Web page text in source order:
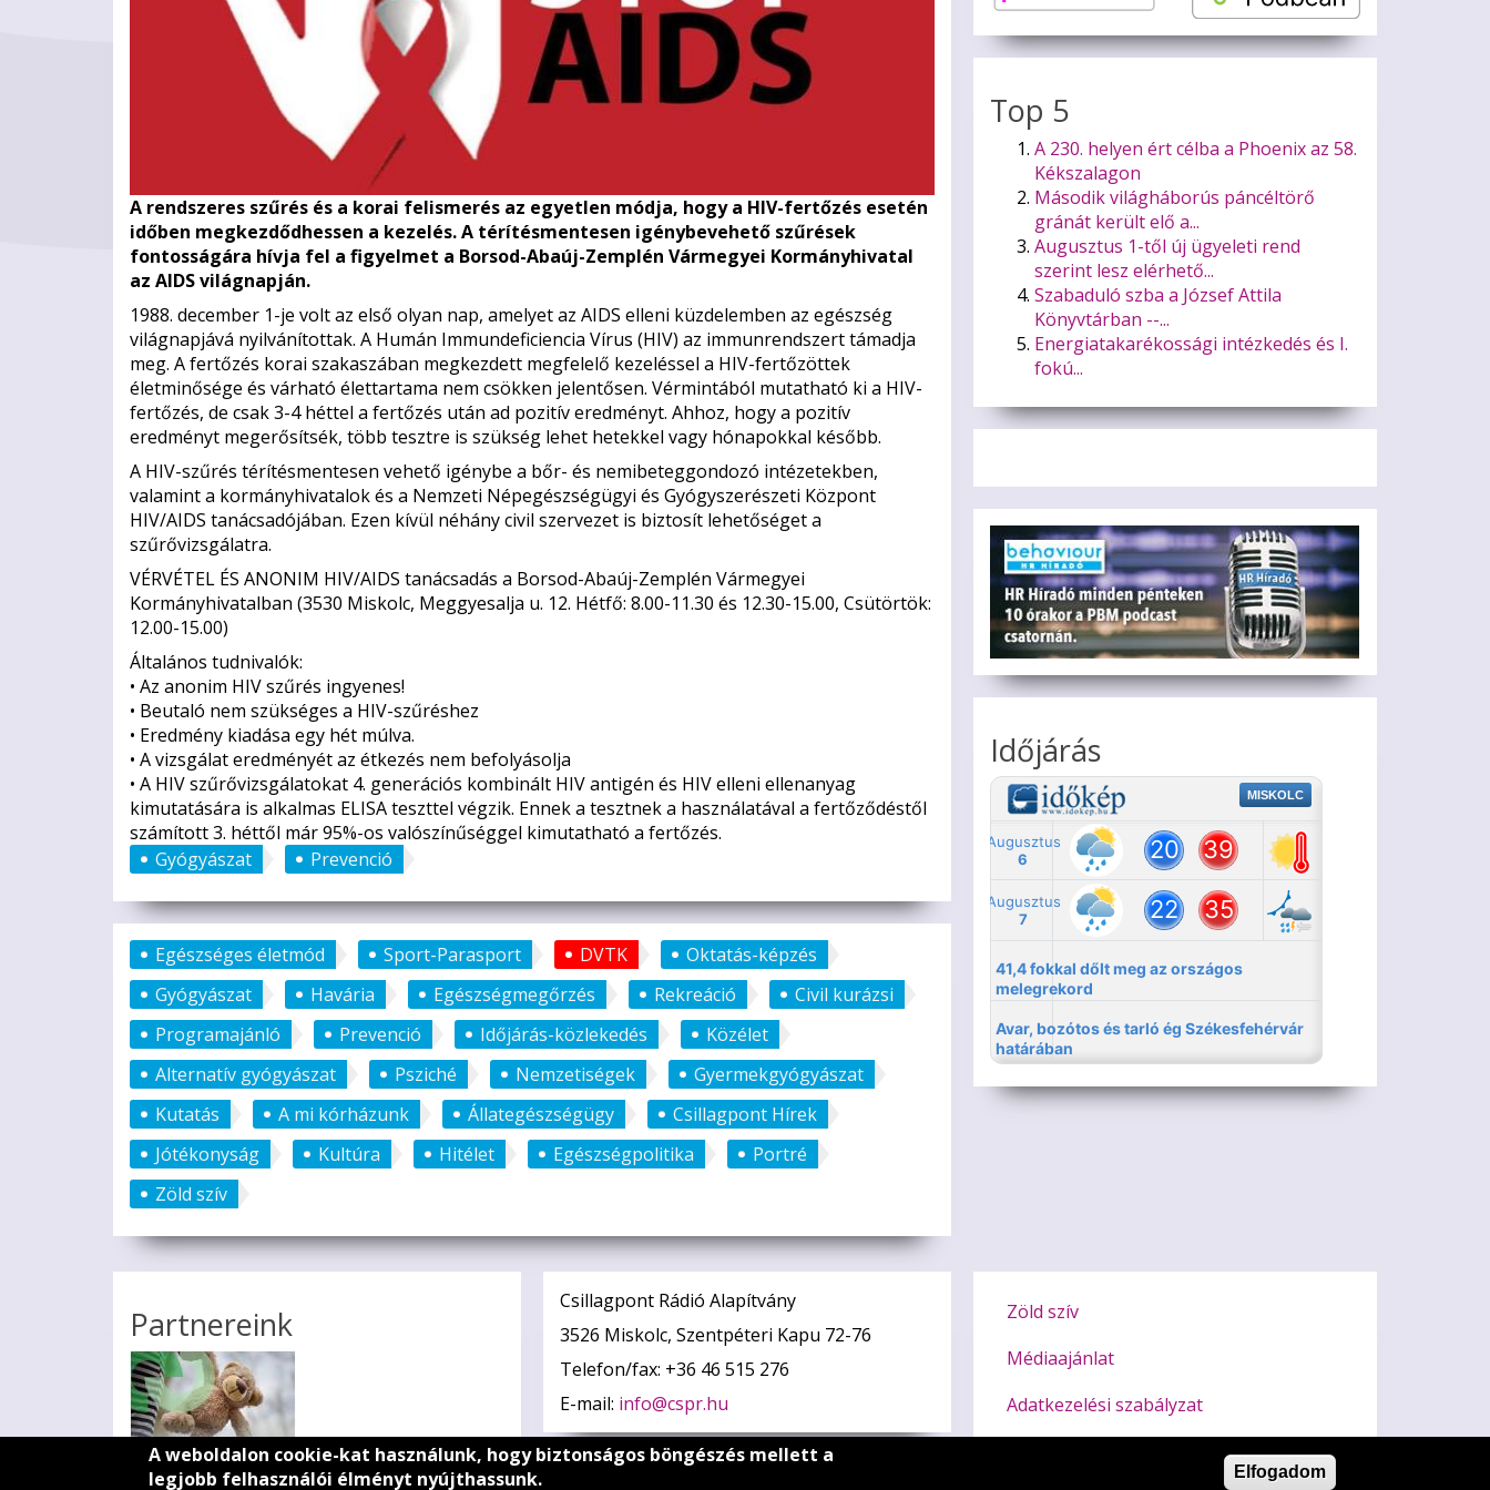
A rendszeres szűrés és a korai felismerés az egyetlen módja, hogy a HIV-fertőzés esetén
időben megkezdődhessen a kezelés. A térítésmentesen igénybevehető szűrések
fontosságára hívja fel a figyelmet a Borsod-Abaúj-Zemplén Vármegyei Kormányhivatal
az AIDS világnapján.
1988. december 1-je volt az első olyan nap, amelyet az AIDS elleni küzdelemben az egészség
világnapjává nyilvánítottak. A Humán Immundeficiencia Vírus (HIV) az immunrendszert támadja
meg. A fertőzés korai szakaszában megkezdett megfelelő kezeléssel a HIV-fertőzöttek
életminősége és várható élettartama nem csökken jelentősen. Vérmintából mutatható ki a HIV-
fertőzés, de csak 3-4 héttel a fertőzés után ad pozitív eredményt. Ahhoz, hogy a pozitív
eredményt megerősítsék, több tesztre is szükség lehet hetekkel vagy hónapokkal később.
A HIV-szűrés térítésmentesen vehető igénybe a bőr- és nemibeteggondozó intézetekben,
valamint a kormányhivatalok és a Nemzeti Népegészségügyi és Gyógyszerészeti Központ
HIV/AIDS tanácsadójában. Ezen kívül néhány civil szervezet is biztosít lehetőséget a
szűrővizsgálatra.
VÉRVÉTEL ÉS ANONIM HIV/AIDS tanácsadás a Borsod-Abaúj-Zemplén Vármegyei
Kormányhivatalban (3530 Miskolc, Meggyesalja u. 12. Hétfő: 8.00-11.30 és 12.30-15.00, Csütörtök:
12.00-15.00)
Általános tudnivalók:
• Az anonim HIV szűrés ingyenes!
• Beutaló nem szükséges a HIV-szűréshez
• Eredmény kiadása egy hét múlva.
• A vizsgálat eredményét az étkezés nem befolyásolja
• A HIV szűrővizsgálatokat 4. generációs kombinált HIV antigén és HIV elleni ellenanyag
kimutatására is alkalmas ELISA teszttel végzik. Ennek a tesztnek a használatával a fertőződéstől
számított 3. héttől már 95%-os valószínűséggel kimutatható a fertőzés.
Gyógyászat
Prevenció
Egészséges életmód Sport-Parasport DVTK
Oktatás-képzés
Gyógyászat
Havária Egészségmegőrzés Rekreáció
Civil kurázsi
Programajánló
Prevenció Időjárás-közlekedés
Közélet
Alternatív gyógyászat
Psziché Nemzetiségek
Gyermekgyógyászat
Kutatás
A mi kórházunk Állategészségügy
Csillagpont Hírek
Jótékonyság
Kultúra Hitélet Egészségpolitika
Portré
Zöld szív
Top 5
A 230. helyen ért célba a Phoenix az 58.
Kékszalagon
Második világháborús páncéltörő
gránát került elő a...
Augusztus 1-től új ügyeleti rend
szerint lesz elérhető...
Szabaduló szba a József Attila
Könyvtárban --...
Energiatakarékossági intézkedés és I.
fokú...
Időjárás
Partnereink
Csillagpont Rádió Alapítvány
3526 Miskolc, Szentpéteri Kapu 72-76
Telefon/fax: +36 46 515 276
E-mail: info@cspr.hu
Zöld szív
Médiaajánlat
Adatkezelési szabályzat
A weboldalon cookie-kat használunk, hogy biztonságos böngészés mellett a
legjobb felhasználói élményt nyújthassunk.
Elfogadom